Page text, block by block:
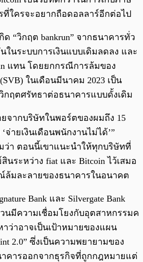
ที่ใครจะอยากถือดอลลาร์อีกต่อไป
ด “วิกฤต bankrun” จากธนาคารทั่ว
ในระบบการเงินแบบเดิมลดลง และ
แทน โดยยกกรณีการล้มของ
(SVB) ในเดือนมีนาคม 2023 เป็น
กฤตศรัทธาต่อธนาคารแบบดั้งเดิม
จากบริษัทในพอร์ตของผมถึง 15
ายเงินเดือนพนักงานไม่ได้’”
มว่า ตอนนี้เขาแนะนำให้ทุกบริษัทที่
นระหว่าง fiat และ Bitcoin ไว้เสมอ
ล้มละลายของธนาคารในอนาคต
Bank และ Silvergate Bank
นมีความเชื่อมโยงกับอุตสาหกรรมค
ว่าอาจเป็นเป้าหมายของแผน
2.0” ซึ่งเป็นความพยายามของ
คารออกจากธุรกิจที่ถูกกฎหมายแต่